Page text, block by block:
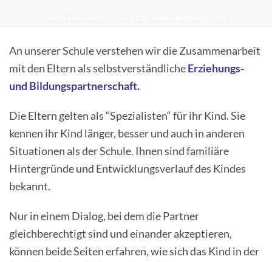
An unserer Schule verstehen wir die Zusammenarbeit
mit den Eltern als selbstverständlicheErziehungs-
und Bildungspartnerschaft.
Die Eltern gelten als “Spezialisten“ für ihr Kind. Sie
kennen ihr Kind länger, besser und auch in anderen
Situationen als der Schule. Ihnen sind familiäre
Hintergründe und Entwicklungsverlauf des Kindes
bekannt.
Nur in einem Dialog, bei dem die Partner
gleichberechtigt sind und einander akzeptieren,
können beide Seiten erfahren, wie sich das Kind in der